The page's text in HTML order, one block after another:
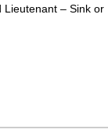
Lieutenant – Sink or